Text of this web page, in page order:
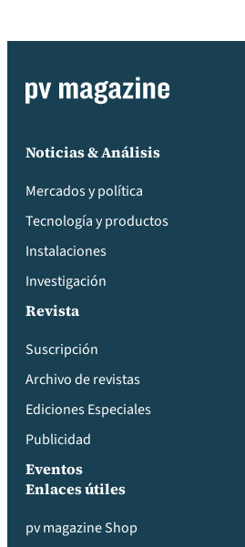
Noticias & Análisis
Mercados y política
Tecnología y productos
Instalaciones
Investigación
Revista
Suscripción
Archivo de revistas
Ediciones Especiales
Publicidad
Eventos
Enlaces útiles
pv magazine Shop